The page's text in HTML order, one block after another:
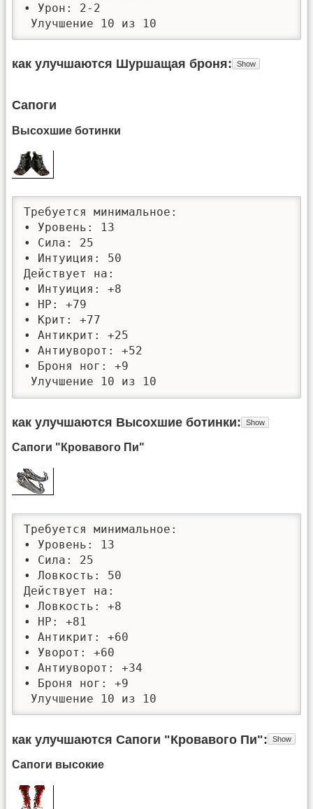
• Урон: 2-2
Улучшение 10 из 10
как улучшаются Шуршащая броня
Сапоги
Высохшие ботинки
Требуется минимальное:
• Уровень: 13
• Сила: 25
• Интуиция: 50
Действует на:
• Интуиция: +8
• HP: +79
• Крит: +77
• Антикрит: +25
• Антиуворот: +52
• Броня ног: +9
Улучшение 10 из 10
как улучшаются Высохшие ботинки
Сапоги "Кровавого Пи"
Требуется минимальное:
• Уровень: 13
• Сила: 25
• Ловкость: 50
Действует на:
• Ловкость: +8
• HP: +81
• Антикрит: +60
• Уворот: +60
• Антиуворот: +34
• Броня ног: +9
Улучшение 10 из 10
как улучшаются Сапоги "Кровавого Пи"
Сапоги высокие